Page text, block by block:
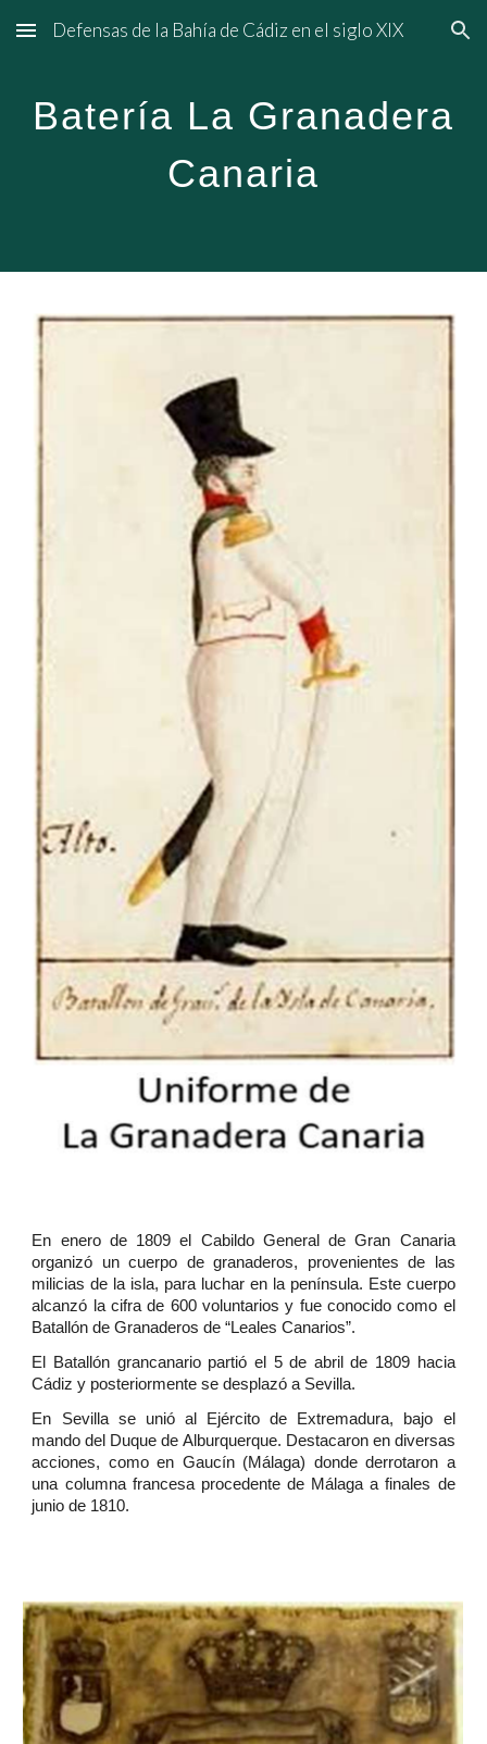
Skip to main content Skip to navigation
Defensas de la Bahía de Cádiz en el siglo XIX
Batería La Granadera
Canaria
En enero de 1809 el Cabildo General de Gran Canaria
organizó un cuerpo de granaderos, provenientes de las
milicias de la isla, para luchar en la península. Este cuerpo
alcanzó la cifra de 600 voluntarios y fue conocido como el
Batallón de Granaderos de “Leales Canarios”.
El Batallón grancanario partió el 5 de abril de 1809 hacia
Cádiz y posteriormente se desplazó a Sevilla.
En Sevilla se unió al Ejército de Extremadura, bajo el
mando del Duque de Alburquerque. Destacaron en diversas
acciones, como en Gaucín (Málaga) donde derrotaron a
una columna francesa procedente de Málaga a finales de
junio de 1810.